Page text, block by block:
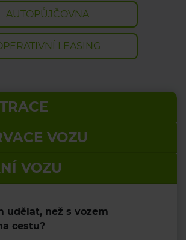
AUTOPŮJČOVNA
LEASING
VOZU
VOZU
udělat, než s vozem
cestu?